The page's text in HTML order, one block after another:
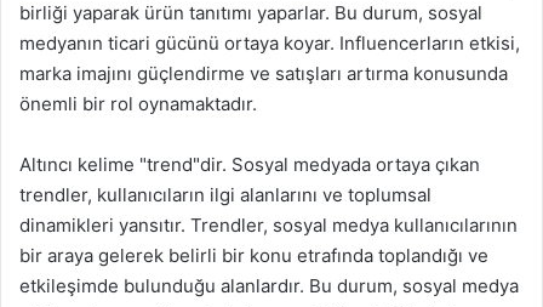
birliği yaparak ürün tanıtımı yaparlar. Bu durum, sosyal
medyanın ticari gücünü ortaya koyar. Influencerların etkisi,
marka imajını güçlendirme ve satışları artırma konusunda
önemli bir rol oynamaktadır.
Altıncı kelime "trend"dir. Sosyal medyada ortaya çıkan
trendler, kullanıcıların ilgi alanlarını ve toplumsal
dinamikleri yansıtır. Trendler, sosyal medya kullanıcılarının
bir araya gelerek belirli bir konu etrafında toplandığı ve
etkileşimde bulunduğu alanlardır. Bu durum, sosyal medya